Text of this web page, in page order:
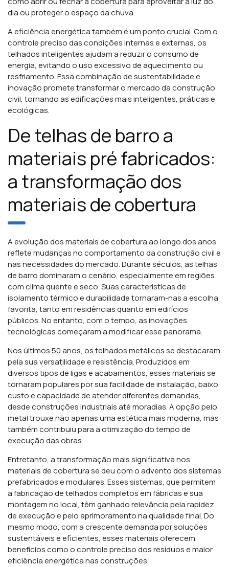
dia ou proteger o espaço da chuva.
A eficiência energética também é um ponto crucial. Com o
controle preciso das condições internas e externas, os
telhados inteligentes ajudam a reduzir o consumo de
energia, evitando o uso excessivo de aquecimento ou
resfriamento. Essa combinação de sustentabilidade e
inovação promete transformar o mercado da construção
civil, tornando as edificações mais inteligentes, práticas e
ecológicas.
De telhas de barro a
materiais pré fabricados:
a transformação dos
materiais de cobertura
A evolução dos materiais de cobertura ao longo dos anos
reflete mudanças no comportamento da construção civil e
nas necessidades do mercado. Durante séculos, as telhas
de barro dominaram o cenário, especialmente em regiões
com clima quente e seco. Suas características de
isolamento térmico e durabilidade tornaram-nas a escolha
favorita, tanto em residências quanto em edifícios
públicos. No entanto, com o tempo, as inovações
tecnológicas começaram a modificar esse panorama.
Nos últimos 50 anos, os telhados metálicos se destacaram
pela sua versatilidade e resistência. Produzidos em
diversos tipos de ligas e acabamentos, esses materiais se
tornaram populares por sua facilidade de instalação, baixo
custo e capacidade de atender diferentes demandas,
desde construções industriais até moradias. A opção pelo
metal trouxe não apenas uma estética mais moderna, mas
também contribuiu para a otimização do tempo de
execução das obras.
Entretanto, a transformação mais significativa nos
materiais de cobertura se deu com o advento dos sistemas
prefabricados e modulares. Esses sistemas, que permitem
a fabricação de telhados completos em fábricas e sua
montagem no local, têm ganhado relevância pela rapidez
de execução e pelo aprimoramento na qualidade final. Do
mesmo modo, com a crescente demanda por soluções
sustentáveis e eficientes, esses materiais oferecem
benefícios como o controle preciso dos resíduos e maior
eficiência energética nas construções.